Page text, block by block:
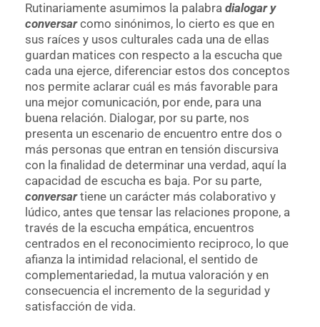
Rutinariamente asumimos la palabra dialogar y
conversarcomo sinónimos, lo cierto es que en
sus raíces y usos culturales cada una de ellas
guardan matices con respecto a la escucha que
cada una ejerce, diferenciar estos dos conceptos
nos permite aclarar cuál es más favorable para
una mejor comunicación, por ende, para una
buena relación. Dialogar, por su parte, nos
presenta un escenario de encuentro entre dos o
más personas que entran en tensión discursiva
con la finalidad de determinar una verdad, aquí la
capacidad de escucha es baja. Por su parte,
conversartiene un carácter más colaborativo y
lúdico, antes que tensar las relaciones propone, a
través de la escucha empática, encuentros
centrados en el reconocimiento reciproco, lo que
afianza la intimidad relacional, el sentido de
complementariedad, la mutua valoración y en
consecuencia el incremento de la seguridad y
satisfacción de vida.